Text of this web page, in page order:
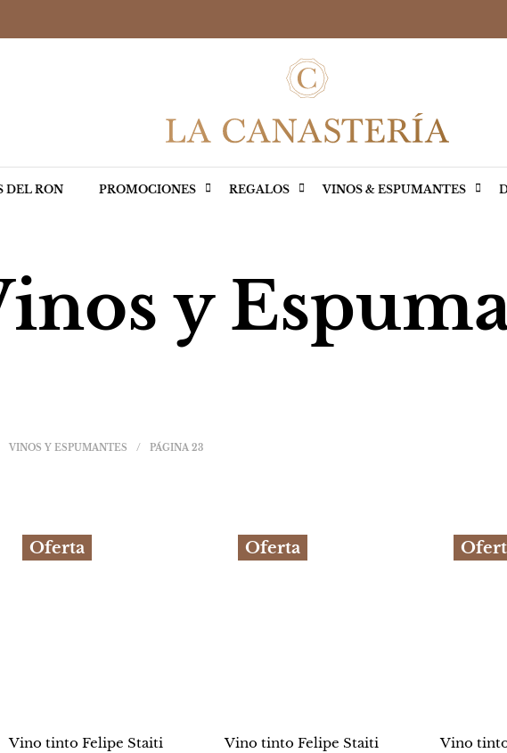
DEL RON PROMOCIONES REGALOS VINOS & ESPUMANTES
y
VINOS Y ESPUMANTES / PÁGINA 23
Oferta
Vino tinto Felipe Staiti
Oferta
Vino tinto Felipe Staiti
Vino